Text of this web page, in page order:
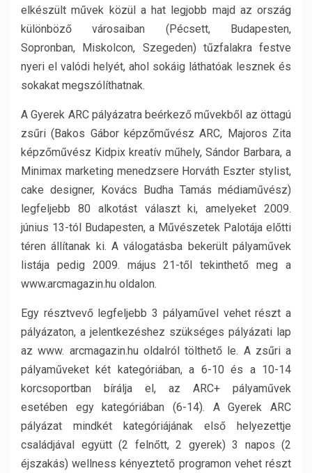
elkészült művek közül a hat legjobb majd az ország
különböző városaiban (Pécsett, Budapesten,
Sopronban, Miskolcon, Szegeden) tűzfalakra festve
nyeri el valódi helyét, ahol sokáig láthatóak lesznek és
sokakat megszólíthatnak.
A Gyerek ARC pályázatra beérkező művekből az öttagú
zsűri (Bakos Gábor képzőművész ARC, Majoros Zita
képzőművész Kidpix kreatív műhely, Sándor Barbara, a
Minimax marketing menedzsere Horváth Eszter stylist,
cake designer, Kovács Budha Tamás médiaművész)
legfeljebb 80 alkotást választ ki, amelyeket 2009.
június 13-tól Budapesten, a Művészetek Palotája előtti
téren állítanak ki. A válogatásba bekerült pályaművek
listája pedig 2009. május 21-től tekinthető meg a
www.arcmagazin.hu oldalon.
Egy résztvevő legfeljebb 3 pályaművel vehet részt a
pályázaton, a jelentkezéshez szükséges pályázati lap
az www. arcmagazin.hu oldalról tölthető le. A zsűri a
pályaműveket két kategóriában, a 6-10 és a 10-14
korcsoportban bírálja el, az ARC+ pályaművek
esetében egy kategóriában (6-14). A Gyerek ARC
pályázat mindkét kategóriájának első helyezettje
családjával együtt (2 felnőtt, 2 gyerek) 3 napos (2
éjszakás) wellness kényeztető programon vehet részt